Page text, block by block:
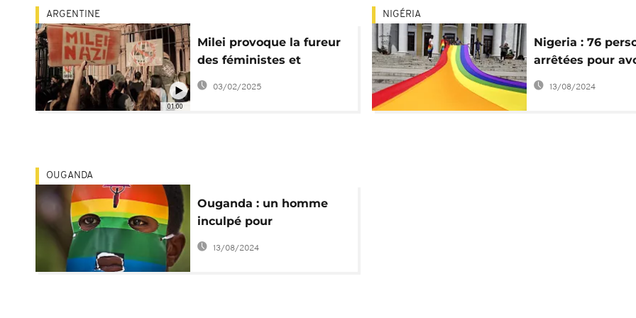
01:00
ARGENTINE
Milei provoque la fureur
des féministes et
LGBTQ+ en masse dans
03/02/2025
NIGÉRIA
Nigeria : 76
arrêtées pour
organisé un
13/08/2024
OUGANDA
Ouganda : un homme
inculpé pour
"homosexualité
aggravée"
13/08/2024